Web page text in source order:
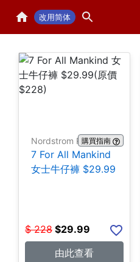
改用简体
Nordstrom Rack購買指南
7 For All Mankind
女士牛仔褲 $29.99
$ 228 $29.99
由此查看